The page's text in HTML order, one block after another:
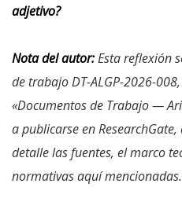
adjetivo?
Nota del autor:Esta reflexión
de trabajo DT-ALGP-2026-
«Documentos de Trabajo —
a publicarse en
detalle las fuentes, el marco
normativas aquí mencionadas.